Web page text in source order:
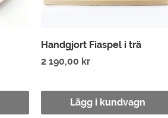
Snabbvisning
Handgjort Fiaspel i trä
Pris
2 190,00 kr
Lägg i kundvagn